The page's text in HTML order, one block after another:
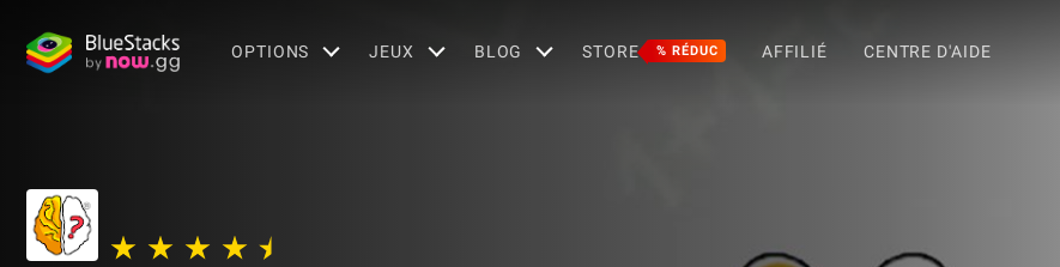
OPTIONS JEUX BLOG STORE % RÉDUC AFFILIÉ CENTRE D'AIDE